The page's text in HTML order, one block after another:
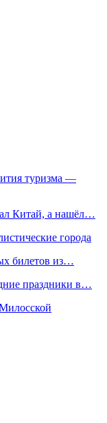
туризма —
Китай, а нашёл…
города
билетов из…
праздники в…